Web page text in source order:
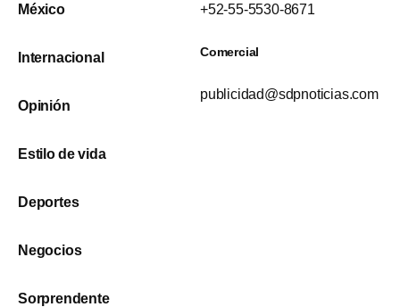
México
Internacional
Opinión
Estilo de vida
Deportes
Negocios
Sorprendente
+52-55-5530-8671
Comercial
publicidad@sdpnoticias.com